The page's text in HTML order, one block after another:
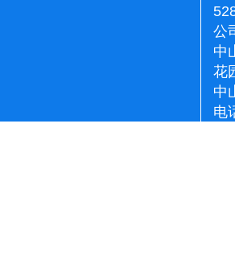
公
中
花
中
电